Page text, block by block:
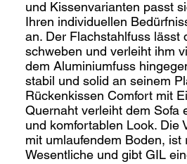
und Kissenvarianten passt
Ihren individuellen
an. Der Flachstahlfuss lässt
schweben und verleiht ihm
dem Aluminiumfuss
stabil und solid an seinem
Rückenkissen Comfort mit
Quernaht verleiht dem Sofa
und komfortablen Look. Die
mit umlaufendem Boden, ist
Wesentliche und gibt GIL